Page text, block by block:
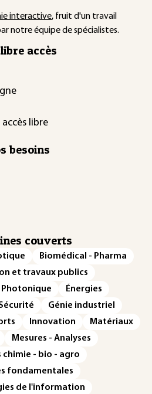
interactive, fruit d'un travail
notre équipe de spécialistes.
accès
libre
besoins
couverts
Biomédical - Pharma
et travaux publics
Photonique
Énergies
Génie industriel
Innovation
Matériaux
Mesures - Analyses
chimie - bio - agro
fondamentales
de l'information